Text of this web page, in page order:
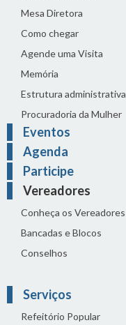
Mesa Diretora
Como chegar
Agende uma Visita
Memória
Estrutura administrativa
Procuradoria da Mulher
Eventos
Agenda
Participe
Vereadores
Conheça os Vereadores
Bancadas e Blocos
Conselhos
Serviços
Refeitório Popular